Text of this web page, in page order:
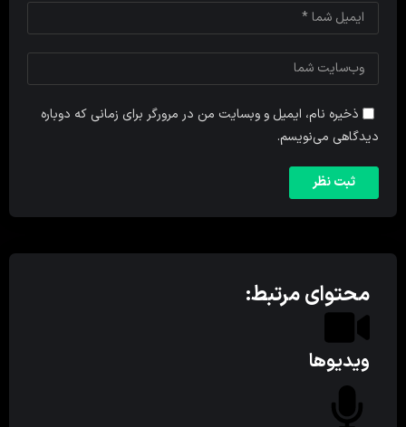
ذخیره نام، ایمیل و وبسایت من در مرورگر برای زمانی که دوباره
دیدگاهی می‌نویسم.
محتوای مرتبط:
ویدیوها